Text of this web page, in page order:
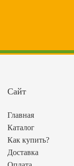
Сайт
Главная
Каталог
Как купить?
Доставка